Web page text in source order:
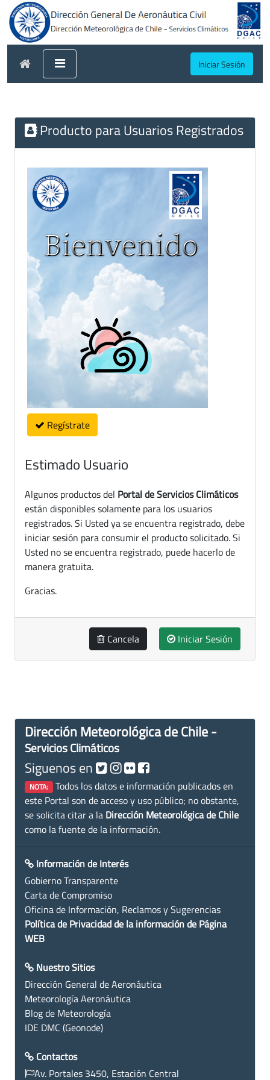
Iniciar Sesión
Producto para Usuarios Registrados
Regístrate
Estimado Usuario
Algunos productos del Portal de Servicios Climáticos
están disponibles solamente para los usuarios
registrados. Si Usted ya se encuentra registrado, debe
iniciar sesión para consumir el producto solicitado. Si
Usted no se encuentra registrado, puede hacerlo de
manera gratuita.
Gracias.
Cancela Iniciar Sesión
Dirección Meteorológica de Chile -
Servicios Climáticos
Siguenos en
NOTA: Todos los datos e información publicados en
este Portal son de acceso y uso público; no obstante,
se solicita citar a la Dirección Meteorológica de Chile
como la fuente de la información.
Información de Interés
Gobierno Transparente
Carta de Compromiso
Oficina de Información, Reclamos y Sugerencias
Política de Privacidad de la información de Página
WEB
Nuestro Sitios
Dirección General de Aeronáutica
Meteorología Aeronáutica
Blog de Meteorología
IDE DMC (Geonode)
Contactos
Av. Portales 3450, Estación Central